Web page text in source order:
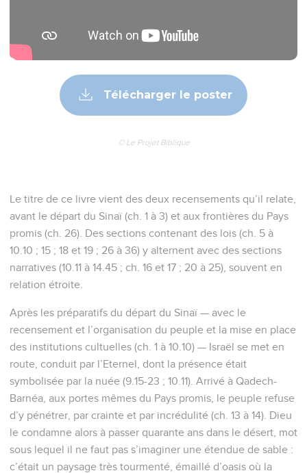
Télécharger le poster
© Le Projet Biblique
Le titre de ce livre vient des deux recensements qu’il relate,
avant le départ du Sinaï (ch. 1 à 3) et aux frontières du Pays
promis (ch. 26). Des sections contenant des lois (ch. 5 à
10.10 ; 15 ; 18 et 19 ; 26 à 36) y alternent avec des sections
narratives (10.11 à 14.45 ; ch. 16 et 17 ; 20 à 25), souvent en
relation étroite.
Après les préparatifs du départ du Sinaï — avec le
recensement et l’organisation du peuple et la mise en place
des institutions cultuelles (ch. 1 à 10.10) — Israël se met en
route, conduit par l’Eternel, dont la présence était
symbolisée par la nuée (9.15-23 ; 10.11). Arrivé à Qadech-
Barnéa, aux portes mêmes du Pays promis, le peuple refuse
d’y pénétrer, par crainte et par incrédulité (ch. 13 à 14). Dieu
le condamne alors à passer quarante ans dans le désert, mot
sous lequel il ne faut pas s’imaginer une étendue de sable :
c’était un paysage très tourmenté, émaillé d’oasis où la